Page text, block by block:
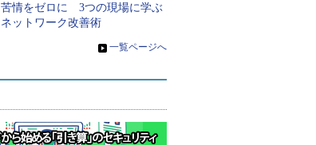
苦情をゼロに 3つの現場に学ぶ
ネットワーク改善術
» 一覧ページへ